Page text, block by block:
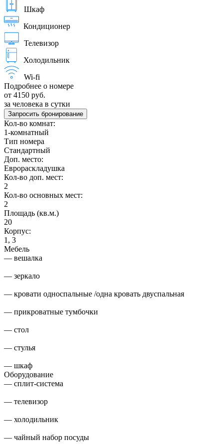
Шкаф
Кондиционер
Телевизор
Холодильник
Wi-fi
Подробнее о номере
от 4150 руб.
за человека в сутки
Запросить бронирование
Кол-во комнат:
1-комнатный
Тип номера
Стандартный
Доп. место:
Еврораскладушка
Кол-во доп. мест:
2
Кол-во основных мест:
2
Площадь (кв.м.)
20
Корпус:
1, 3
Мебель
— вешалка
— зеркало
— кровати односпальные /одна кровать двуспальная
— прикроватные тумбочки
— стол
— стулья
— шкаф
Оборудование
— сплит-система
— телевизор
— холодильник
— чайный набор посуды